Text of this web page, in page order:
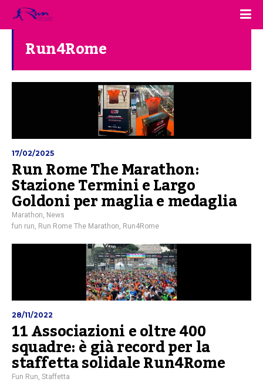
Run4Rome
17/02/2025
Run Rome The Marathon:
Stazione Termini e Largo
Goldoni per maglia e medaglia
Marathon News
fun run Run Rome The Marathon Run4Rome
28/11/2022
11 Associazioni e oltre 400
squadre: è già record per la
staffetta solidale Run4Rome
Fun Run, Staffetta